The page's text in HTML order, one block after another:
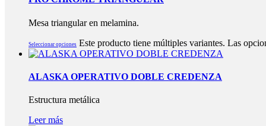
Mesa triangular en melamina.
Seleccionar opciones Este producto tiene múltiples variantes. Las
ALASKA OPERATIVO DOBLE CREDENZA
Estructura metálica
Leer más